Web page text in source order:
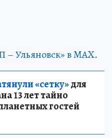
– Ульяновск» в MAX.
«сетку»для
13 лет тайно
гостей